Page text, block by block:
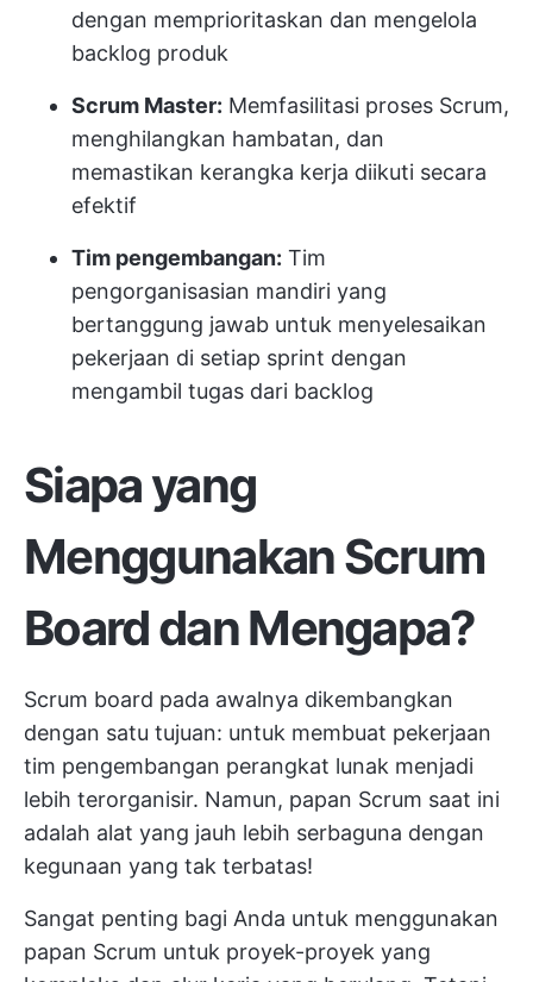
dengan memprioritaskan dan mengelola
backlog produk
Scrum Master: Memfasilitasi proses Scrum,
menghilangkan hambatan, dan
memastikan kerangka kerja diikuti secara
efektif
Tim pengembangan: Tim
pengorganisasian mandiri yang
bertanggung jawab untuk menyelesaikan
pekerjaan di setiap sprint dengan
mengambil tugas dari backlog
Siapa yang
Menggunakan Scrum
Board dan Mengapa?
Scrum board pada awalnya dikembangkan
dengan satu tujuan: untuk membuat pekerjaan
tim pengembangan perangkat lunak menjadi
lebih terorganisir. Namun, papan Scrum saat ini
adalah alat yang jauh lebih serbaguna dengan
kegunaan yang tak terbatas!
Sangat penting bagi Anda untuk menggunakan
papan Scrum untuk proyek-proyek yang